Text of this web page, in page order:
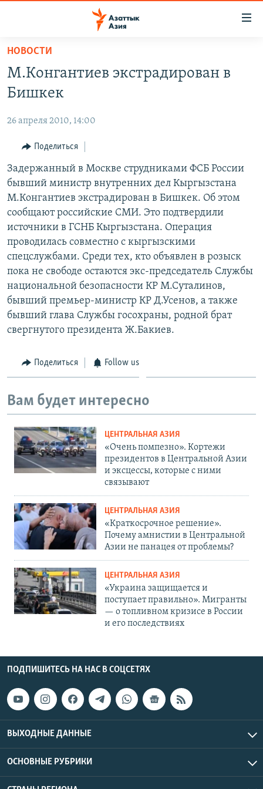
Вернуться
основному
содержанию
навигации
Вернутся
поиску
УЗБЕКИСТАН
ТАДЖИКИСТАН
НА ДРУГИХ ЯЗЫКАХ
ҚАЗАҚША
КЫРГЫЗЧА
ТОҶИКӢ
TÜRKMENÇE
Все сайты РСЕ/РС
НОВОСТИ
М.Конгантиев экстрадирован в
Бишкек
26 апреля 2010, 14:00
Поделиться
Задержанный в Москве струдниками ФСБ России
бывший министр внутренних дел Кыргызстана
М.Конгантиев экстрадирован в Бишкек. Об этом
сообщают российские СМИ. Это подтвердили
источники в ГСНБ Кыргызстана. Операция
проводилась совместно с кыргызскими
спецслужбами. Среди тех, кто объявлен в розыск
пока не свободе остаются экс-председатель Службы
национальной безопасности КР М.Суталинов,
бывший премьер-министр КР Д.Усенов, а также
бывший глава Службы госохраны, родной брат
свергнутого президента Ж.Бакиев.
Поделиться Follow us
Вам будет интересно
ЦЕНТРАЛЬНАЯ АЗИЯ
«Очень помпезно». Кортежи
президентов в Центральной Азии
и эксцессы, которые с ними
связывают
ЦЕНТРАЛЬНАЯ АЗИЯ
«Краткосрочное решение».
Почему амнистии в Центральной
Азии не панацея от проблемы?
ЦЕНТРАЛЬНАЯ АЗИЯ
«Украина защищается и
поступает правильно». Мигранты
— о топливном кризисе в России
и его последствиях
ПОДПИШИТЕСЬ НА НАС В СОЦСЕТЯХ
ВЫХОДНЫЕ ДАННЫЕ
ОСНОВНЫЕ РУБРИКИ